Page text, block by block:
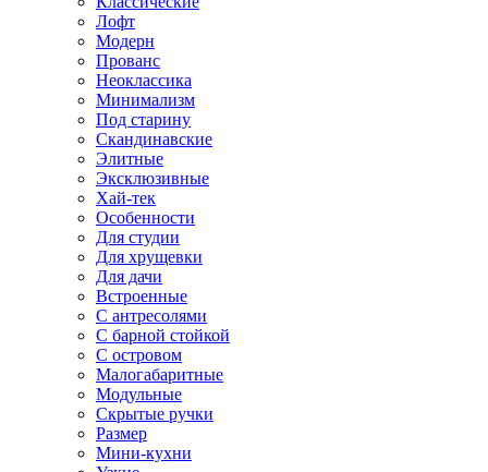
Лофт
Модерн
Прованс
Неоклассика
Минимализм
Под старину
Скандинавские
Элитные
Эксклюзивные
Хай-тек
Особенности
Для студии
Для хрущевки
Для дачи
Встроенные
С антресолями
С барной стойкой
С островом
Малогабаритные
Модульные
Скрытые ручки
Размер
Мини-кухни